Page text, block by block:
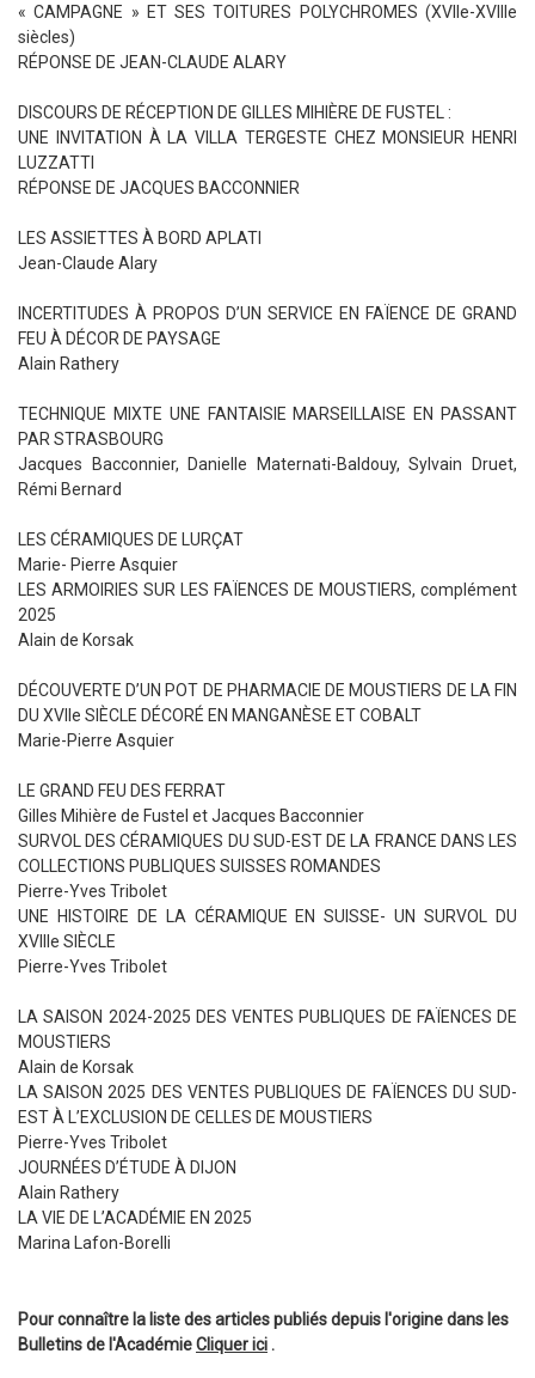
« CAMPAGNE » ET SES TOITURES POLYCHROMES (XVIIe-XVIIIe
siècles)
RÉPONSE DE JEAN-CLAUDE ALARY
DISCOURS DE RÉCEPTION DE GILLES MIHIÈRE DE FUSTEL :
UNE INVITATION À LA VILLA TERGESTE CHEZ MONSIEUR HENRI
LUZZATTI
RÉPONSE DE JACQUES BACCONNIER
LES ASSIETTES À BORD APLATI
Jean-Claude Alary
INCERTITUDES À PROPOS D’UN SERVICE EN FAÏENCE DE GRAND
FEU À DÉCOR DE PAYSAGE
Alain Rathery
TECHNIQUE MIXTE UNE FANTAISIE MARSEILLAISE EN PASSANT
PAR STRASBOURG
Jacques Bacconnier, Danielle Maternati-Baldouy, Sylvain Druet,
Rémi Bernard
LES CÉRAMIQUES DE LURÇAT
Marie- Pierre Asquier
LES ARMOIRIES SUR LES FAÏENCES DE MOUSTIERS, complément
2025
Alain de Korsak
DÉCOUVERTE D’UN POT DE PHARMACIE DE MOUSTIERS DE LA FIN
DU XVIIe SIÈCLE DÉCORÉ EN MANGANÈSE ET COBALT
Marie-Pierre Asquier
LE GRAND FEU DES FERRAT
Gilles Mihière de Fustel et Jacques Bacconnier
SURVOL DES CÉRAMIQUES DU SUD-EST DE LA FRANCE DANS LES
COLLECTIONS PUBLIQUES SUISSES ROMANDES
Pierre-Yves Tribolet
UNE HISTOIRE DE LA CÉRAMIQUE EN SUISSE- UN SURVOL DU
XVIIIe SIÈCLE
Pierre-Yves Tribolet
LA SAISON 2024-2025 DES VENTES PUBLIQUES DE FAÏENCES DE
MOUSTIERS
Alain de Korsak
LA SAISON 2025 DES VENTES PUBLIQUES DE FAÏENCES DU SUD-
EST À L’EXCLUSION DE CELLES DE MOUSTIERS
Pierre-Yves Tribolet
JOURNÉES D’ÉTUDE À DIJON
Alain Rathery
LA VIE DE L’ACADÉMIE EN 2025
Marina Lafon-Borelli
Pour connaître la liste des articles publiés depuis l'origine dans les
Bulletins de l'AcadémieCliquer ici .